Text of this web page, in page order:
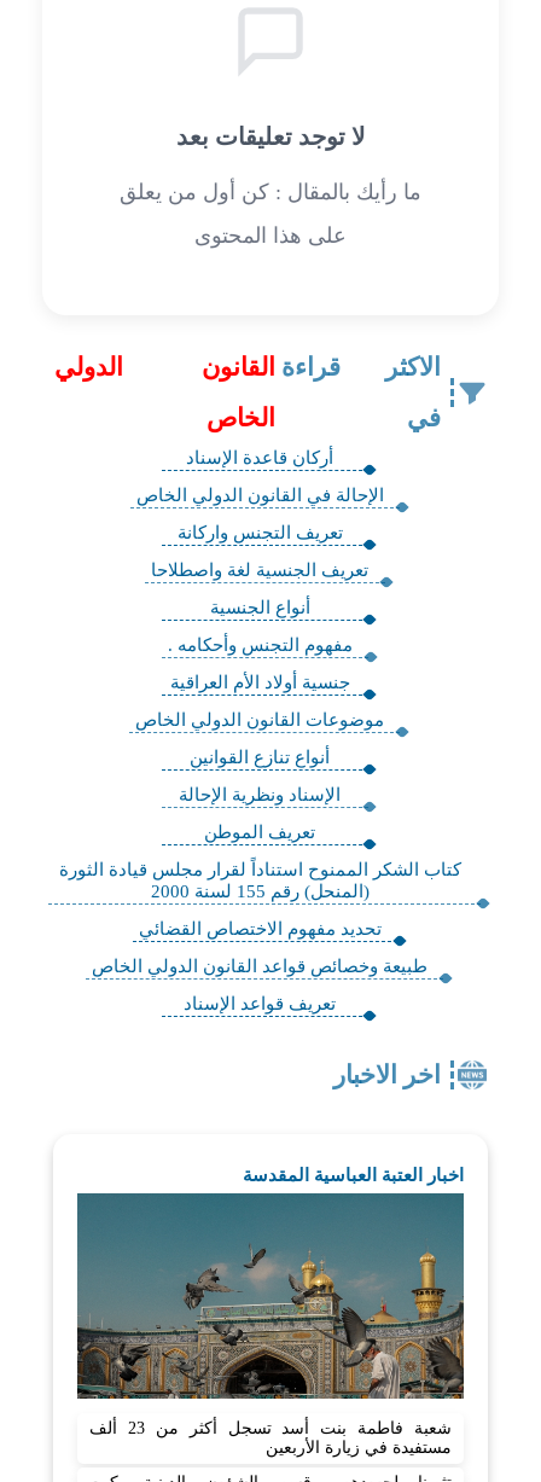
لا توجد تعليقات بعد
ما رأيك بالمقال : كن أول من يعلق
على هذا المحتوى
الاكثر قراءة
في
القانون الدولي
الخاص
أركان قاعدة الإسناد
الإحالة في القانون الدولي الخاص
تعريف التجنس واركانة
تعريف الجنسية لغة واصطلاحا
أنواع الجنسية
مفهوم التجنس وأحكامه .
جنسية أولاد الأم العراقية
موضوعات القانون الدولي الخاص
أنواع تنازع القوانين
الإسناد ونظرية الإحالة
تعريف الموطن
كتاب الشكر الممنوح استناداً لقرار مجلس قيادة الثورة
(المنحل) رقم 155 لسنة 2000
تحديد مفهوم الاختصاص القضائي
طبيعة وخصائص قواعد القانون الدولي الخاص
تعريف قواعد الإسناد
اخر الاخبار
اخبار العتبة العباسية المقدسة
شعبة فاطمة بنت أسد تسجل أكثر من 23 ألف
مستفيدة في زيارة الأربعين